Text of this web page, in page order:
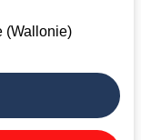
(Wallonie)